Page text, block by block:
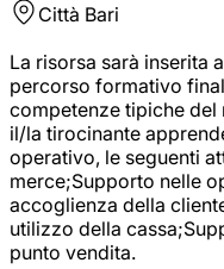
Città Bari
La risorsa sarà inserita
percorso formativo
competenze tipiche
il/la tirocinante
operativo, le seguenti
merce;Supporto nelle
accoglienza della
utilizzo della
punto vendita.